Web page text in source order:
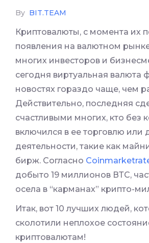
By BIT.TEAM
Криптовалюты, с момента их
появления на валютном
многих инвесторов и
сегодня виртуальная валюта
новостях гораздо чаще, чем
Действительно, последняя
счастливыми многих, кто без
включился в ее торговлю или
деятельности, такие как
бирж. Согласно
добыто 19 миллионов ВТС,
осела в “карманах” крипто-
Итак, вот 10 лучших людей,
сколотили неплохое
криптовалютам!